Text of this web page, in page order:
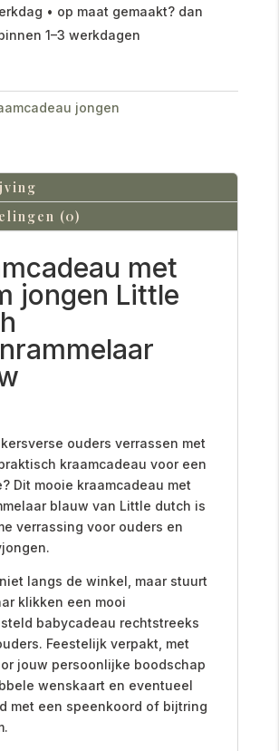
• op maat gemaakt? dan
1–3 werkdagen
jongen
(0)
met
jongen Little
ouders verrassen met
kraamcadeau voor een
Dit mooie kraamcadeau met
blauw van Little dutch is
verrassing voor ouders en
langs de winkel, maar stuurt
klikken een mooi
babycadeau rechtstreeks
Feestelijk verpakt, met
jouw persoonlijke boodschap
wenskaart en eventueel
met een speenkoord of bijtring